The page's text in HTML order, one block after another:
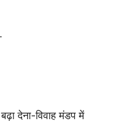
देना-विवाह मंडप में